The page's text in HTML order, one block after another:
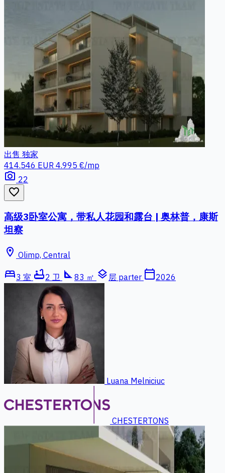
出售 独家
414.546 EUR 4.995 €/mp
photo_camera 22
favorite_border
高级3卧室公寓，带私人花园和露台 | 奥林普，康斯
坦察
location_on Olimp, Central
bed3 室 bathtub2 卫 square_foot 83 ㎡ layers 层 parter calendar_today2026
Luana Melniciuc
CHESTERTONS